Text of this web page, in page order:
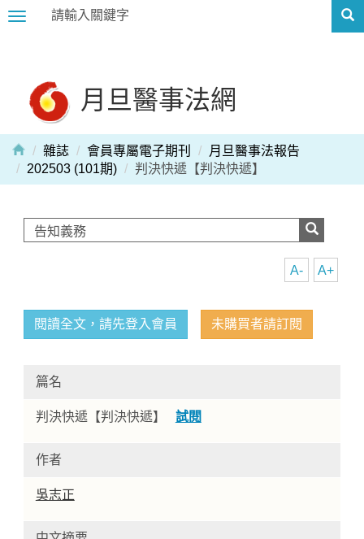
Toggle
月旦醫事法網
雜誌 會員專屬電子期刊
月旦醫事法報告
202503 (101期)
判決快遞【判決快遞】
A+
A-
閱讀全文，請先登入會員 未購買者請訂閱
篇名
判決快遞【判決快遞】 試閱
作者
吳志正